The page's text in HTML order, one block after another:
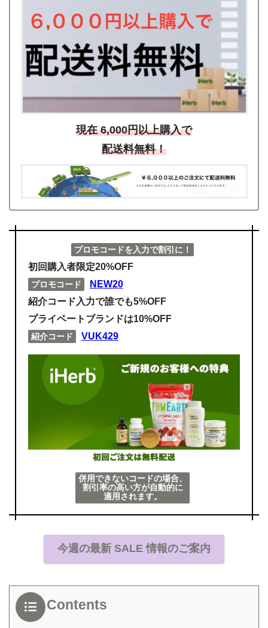
現在 6,000円以上購入で
配送料無料！
プロモコードを入力で割引に！
初回購入者限定20%OFF
プロモコード
NEW20
紹介コード入力で誰でも5%OFF
プライベートブランドは10%OFF
紹介コード VUK429
併用できないコードの場合、
割引率の高い方が自動的に
適用されます。
今週の最新 SALE 情報のご案内
Contents